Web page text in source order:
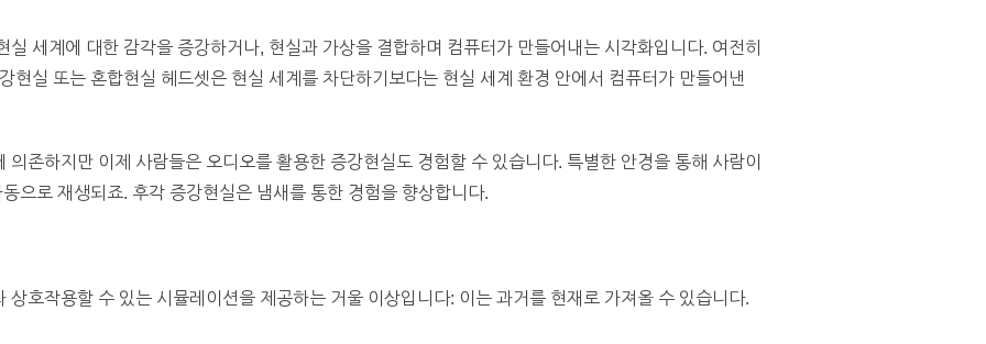
실 세계에 대한 감각을 증강하거나, 현실과 가상을 결합하며 컴퓨터가 만들어내는 시각화입니다. 여전히
현실 또는 혼합현실 헤드셋은 현실 세계를 차단하기보다는 현실 세계 환경 안에서 컴퓨터가 만들어낸
존하지만 이제 사람들은 오디오를 활용한 증강현실도 경험할 수 있습니다. 특별한 안경을 통해 사람이
으로 재생되죠. 후각 증강현실은 냄새를 통한 경험을 향상합니다.
상호작용할 수 있는 시뮬레이션을 제공하는 거울 이상입니다: 이는 과거를 현재로 가져올 수 있습니다.